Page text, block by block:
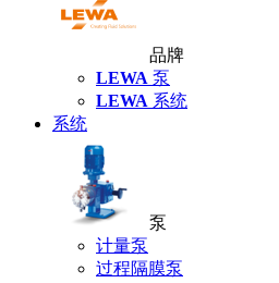
品牌
LEWA 泵
LEWA 系统
系统
泵
计量泵
过程隔膜泵